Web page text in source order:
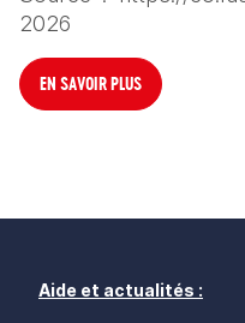
2026
EN SAVOIR PLUS
Aide et actualités :